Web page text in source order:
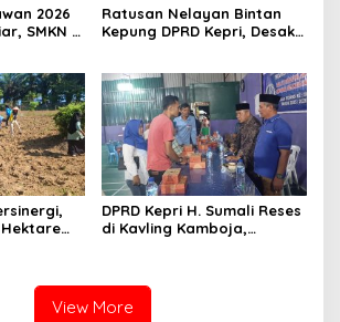
2026
SMKN 1
Ratusan Nelayan Bintan
Kepung DPRD Kepri, Desak
DPRD Kepri H. Sumali Reses
di Kavling Kamboja,
View More